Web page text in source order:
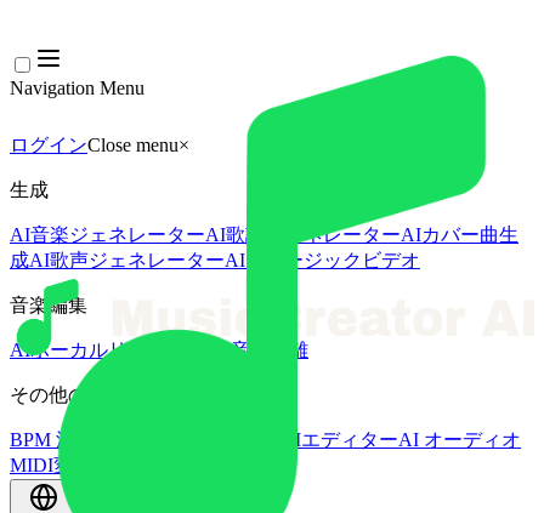
Navigation Menu
ログインClose menu×
生成
AI音楽ジェネレーターAI歌詞ジェネレーターAIカバー曲生
成AI歌声ジェネレーターAIミュージックビデオ
音楽編集
AIボーカルリムーバー AI 音源分離
その他の音楽ツール
BPM 測定 AI MIDIエディターAI オーディオ
MIDI変換